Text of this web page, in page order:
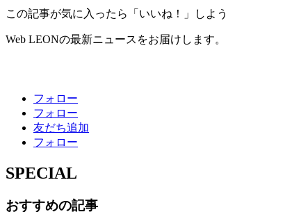
この記事が気に入ったら「いいね！」しよう
Web LEONの最新ニュースをお届けします。
フォロー
フォロー
友だち追加
フォロー
SPECIAL
おすすめの記事